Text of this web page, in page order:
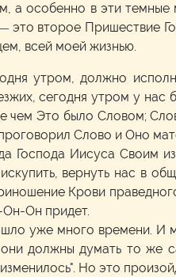
а особенно в эти
это второе Пришествие
всей моей жизнью.
утром, должно
сегодня утром у
чем Это было Словом;
Слово и Оно
Господа Иисуса Своим
вернуть нас в
Крови
Он придет.
уже много времени.
должны думать то же
Но это